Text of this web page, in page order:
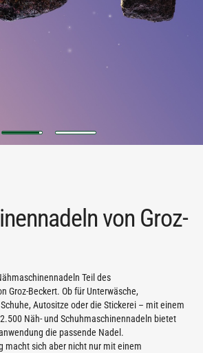
First slide details.
Current SlideFirst slide details.
von Groz-
Teil des
Groz-Beckert. Ob für Unterwäsche,
Autositze oder die Stickerei – mit einem
Näh- und Schuhmaschinennadeln bietet
die passende Nadel.
macht sich aber nicht nur mit einem